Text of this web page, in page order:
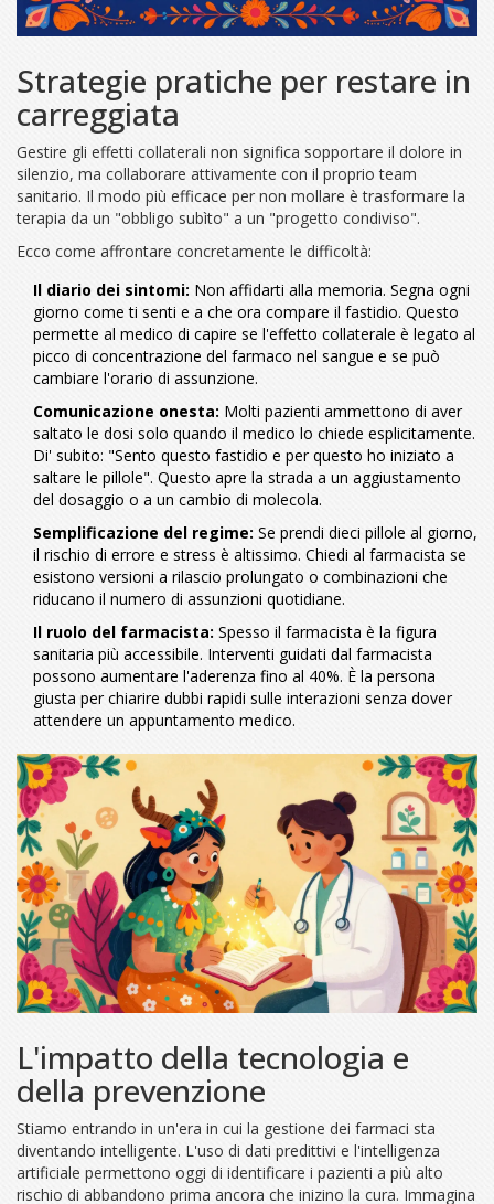
Strategie pratiche per restare in
carreggiata
Gestire gli effetti collaterali non significa sopportare il dolore in
silenzio, ma collaborare attivamente con il proprio team
sanitario. Il modo più efficace per non mollare è trasformare la
terapia da un "obbligo subìto" a un "progetto condiviso".
Ecco come affrontare concretamente le difficoltà:
Il diario dei sintomi: Non affidarti alla memoria. Segna ogni
giorno come ti senti e a che ora compare il fastidio. Questo
permette al medico di capire se l'effetto collaterale è legato al
picco di concentrazione del farmaco nel sangue e se può
cambiare l'orario di assunzione.
Comunicazione onesta: Molti pazienti ammettono di aver
saltato le dosi solo quando il medico lo chiede esplicitamente.
Di' subito: "Sento questo fastidio e per questo ho iniziato a
saltare le pillole". Questo apre la strada a un aggiustamento
del dosaggio o a un cambio di molecola.
Semplificazione del regime: Se prendi dieci pillole al giorno,
il rischio di errore e stress è altissimo. Chiedi al farmacista se
esistono versioni a rilascio prolungato o combinazioni che
riducano il numero di assunzioni quotidiane.
Il ruolo del farmacista: Spesso il farmacista è la figura
sanitaria più accessibile. Interventi guidati dal farmacista
possono aumentare l'aderenza fino al 40%. È la persona
giusta per chiarire dubbi rapidi sulle interazioni senza dover
attendere un appuntamento medico.
L'impatto della tecnologia e
della prevenzione
Stiamo entrando in un'era in cui la gestione dei farmaci sta
diventando intelligente. L'uso di dati predittivi e l'intelligenza
artificiale permettono oggi di identificare i pazienti a più alto
rischio di abbandono prima ancora che inizino la cura. Immagina